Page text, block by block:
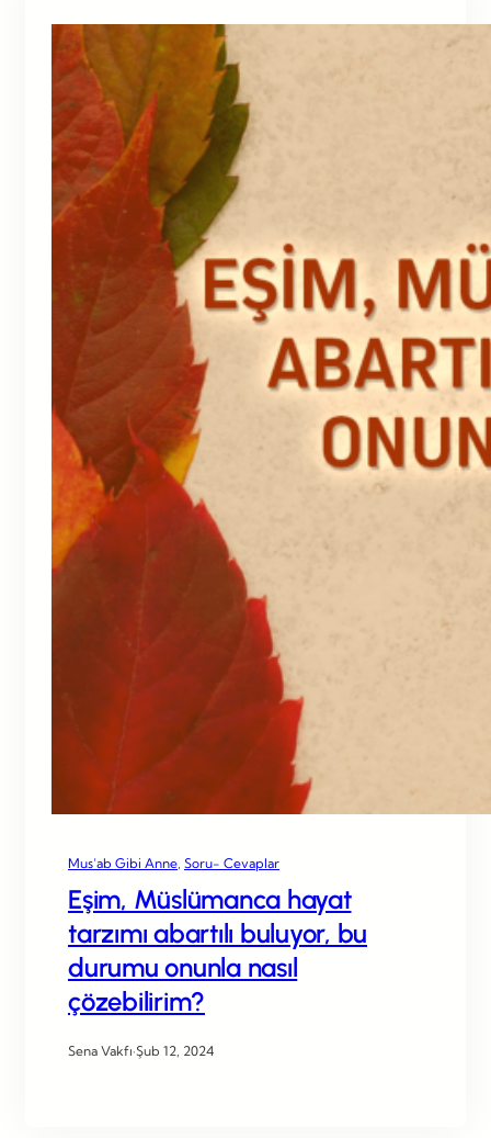
Mus’ab Gibi Anne Soru- Cevaplar
Eşim, Müslümanca hayat
tarzımı abartılı buluyor, bu
durumu onunla nasıl
çözebilirim?
Sena Vakfı·Şub 12, 2024